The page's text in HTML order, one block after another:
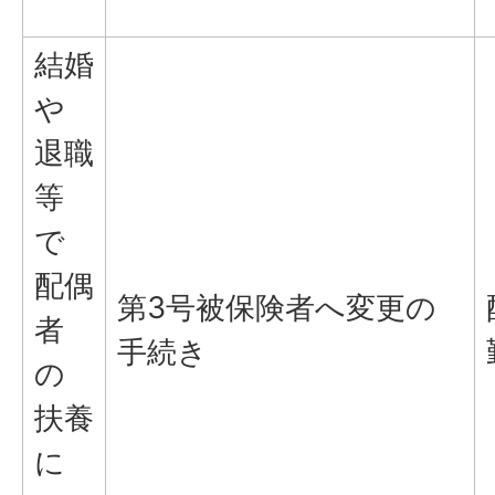
結婚
や
退職
等
で
配偶
者
の
扶養
に
第3号被保険者へ変更の
手続き